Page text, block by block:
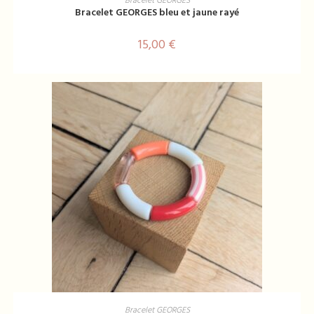
Bracelet GEORGES bleu et jaune rayé
15,00 €
AJOUTER AU PANIER
Bracelet GEORGES